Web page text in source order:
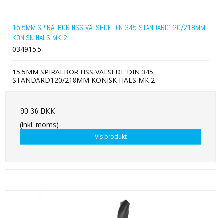
15.5MM SPIRALBOR HSS VALSEDE DIN 345 STANDARD120/218MM
KONISK HALS MK 2
034915.5
15.5MM SPIRALBOR HSS VALSEDE DIN 345
STANDARD120/218MM KONISK HALS MK 2
90,36 DKK
(inkl. moms)
Vis produkt